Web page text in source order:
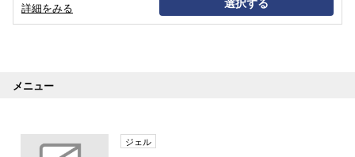
詳細をみる
メニュー
ジェル